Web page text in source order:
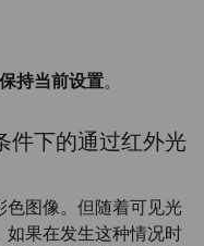
保持当前设置。
件下的通过红外光
图像。但随着可见光
果在发生这种情况时